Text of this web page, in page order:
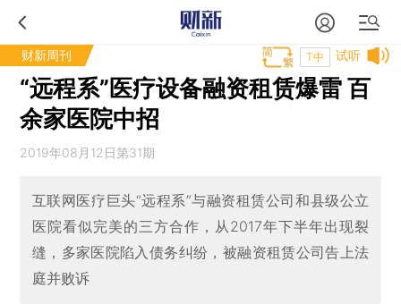
财新周刊 试听
T中
“远程系”医疗设备融资租赁爆雷 百
余家医院中招
2019年08月12日第31期
互联网医疗巨头“远程系”与融资租赁公司和县级公立
医院看似完美的三方合作，从2017年下半年出现裂
缝，多家医院陷入债务纠纷，被融资租赁公司告上法
庭并败诉